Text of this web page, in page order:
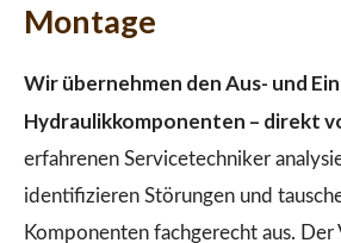
Montage
Wir übernehmen den Aus- und
Hydraulikkomponenten – direkt
erfahrenen Servicetechniker
identifizieren Störungen und
Komponenten fachgerecht aus.